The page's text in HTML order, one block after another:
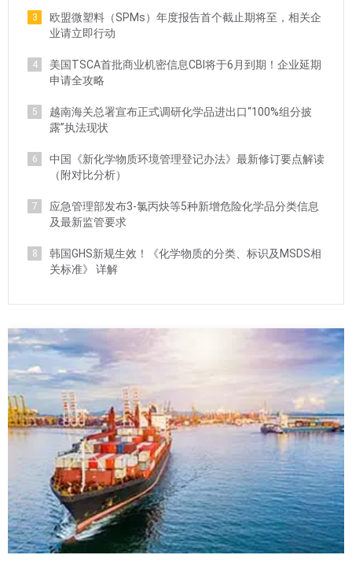
3
欧盟微塑料（SPMs）年度报告首个截止期将至，相关企
业请立即行动
4
美国TSCA首批商业机密信息CBI将于6月到期！企业延期
申请全攻略
5
越南海关总署宣布正式调研化学品进出口“100%组分披
露”执法现状
6
中国《新化学物质环境管理登记办法》最新修订要点解读
（附对比分析）
7
应急管理部发布3-氯丙炔等5种新增危险化学品分类信息
及最新监管要求
8
韩国GHS新规生效！《化学物质的分类、标识及MSDS相
关标准》 详解